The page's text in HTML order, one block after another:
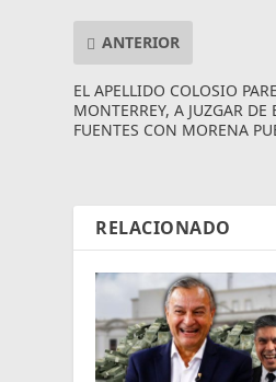
ANTERIOR
EL APELLIDO COLOSIO
MONTERREY, A JUZGAR DE
FUENTES CON MORENA
RELACIONADO